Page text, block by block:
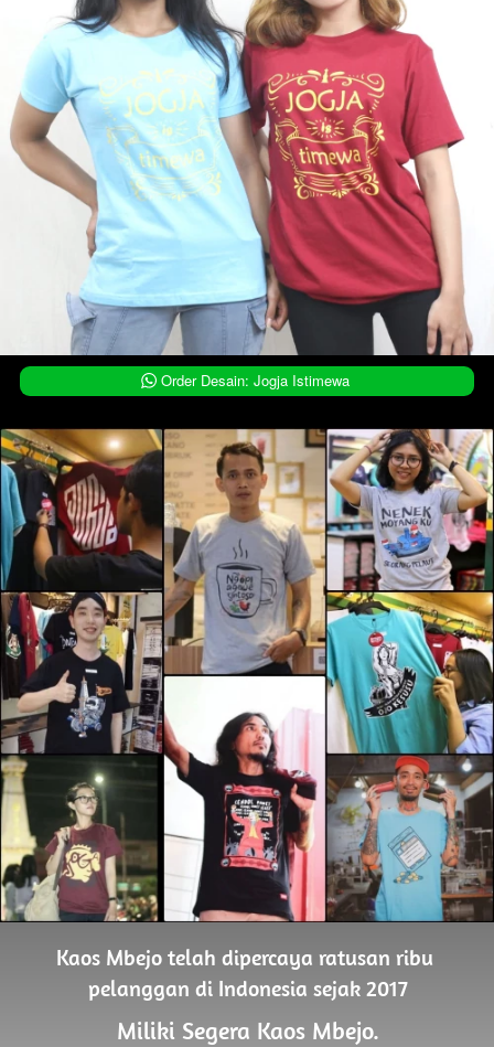
` Order Desain: Jogja Istimewa
Kaos Mbejo telah dipercaya ratusan ribu
pelanggan di Indonesia sejak 2017
Miliki Segera Kaos Mbejo.